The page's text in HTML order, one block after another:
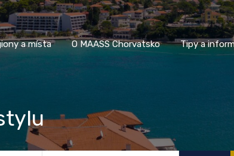
Regiony a místa O MAASS Chorvatsko Tipy a
a místa O MAASS Chorvatsko Tipy a